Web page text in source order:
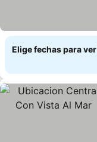
Elige fechas para